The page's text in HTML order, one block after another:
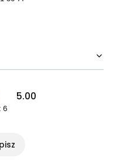
5.00
6